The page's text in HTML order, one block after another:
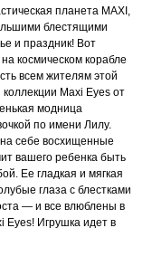
планета MAXI,
блестящими
и праздник! Вот
космическом корабле
всем жителям этой
Maxi Eyes от
модница
по имени Лилу.
себе восхищенные
вашего ребенка быть
Ее гладкая и мягкая
глаза с блестками
— и все влюблены в
Eyes! Игрушка идет в